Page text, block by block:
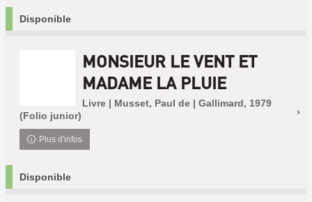
Disponible
MONSIEUR LE VENT ET
MADAME LA PLUIE
Livre | Musset, Paul de | Gallimard, 1979
(Folio junior)
Plus d'infos
Disponible